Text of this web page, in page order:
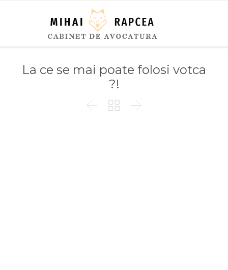
La ce se mai poate folosi votca
?!
  